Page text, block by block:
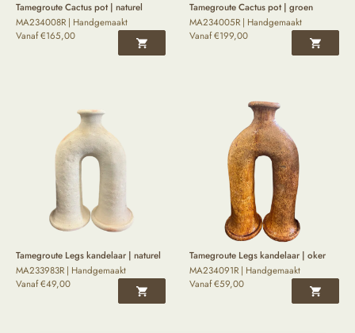
Tamegroute Cactus pot | naturel
MA234008R | Handgemaakt
Vanaf€165,00
Tamegroute Cactus pot | groen
MA234005R | Handgemaakt
Vanaf€199,00
Tamegroute Legs kandelaar | naturel
MA233983R | Handgemaakt
Vanaf€49,00
Tamegroute Legs kandelaar | oker
MA234091R | Handgemaakt
Vanaf€59,00